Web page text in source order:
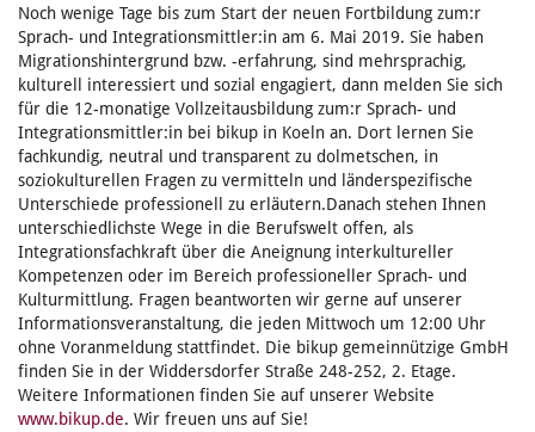
Noch wenige Tage bis zum Start der neuen Fortbildung zum:r
Sprach- und Integrationsmittler:in am 6. Mai 2019. Sie haben
Migrationshintergrund bzw. -erfahrung, sind mehrsprachig,
kulturell interessiert und sozial engagiert, dann melden Sie sich
für die 12-monatige Vollzeitausbildung zum:r Sprach- und
Integrationsmittler:in bei bikup in Koeln an. Dort lernen Sie
fachkundig, neutral und transparent zu dolmetschen, in
soziokulturellen Fragen zu vermitteln und länderspezifische
Unterschiede professionell zu erläutern.Danach stehen Ihnen
unterschiedlichste Wege in die Berufswelt offen, als
Integrationsfachkraft über die Aneignung interkultureller
Kompetenzen oder im Bereich professioneller Sprach- und
Kulturmittlung. Fragen beantworten wir gerne auf unserer
Informationsveranstaltung, die jeden Mittwoch um 12:00 Uhr
ohne Voranmeldung stattfindet. Die bikup gemeinnützige GmbH
finden Sie in der Widdersdorfer Straße 248-252, 2. Etage.
Weitere Informationen finden Sie auf unserer Website
www.bikup.de. Wir freuen uns auf Sie!